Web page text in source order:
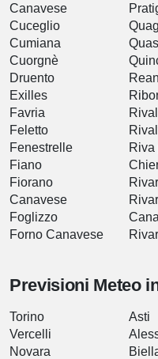
Canavese
Cuceglio
Cumiana
Cuorgnè
Druento
Exilles
Favria
Feletto
Fenestrelle
Fiano
Fiorano
Canavese
Foglizzo
Forno Canavese
Riva
Previsioni Meteo
Torino
Vercelli
Novara
Asti